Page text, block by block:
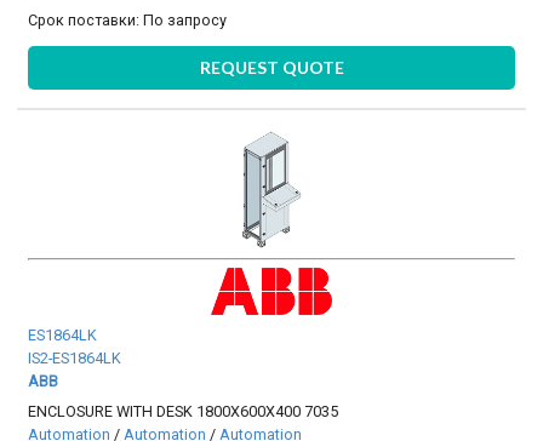
Срок поставки:По запросу
REQUEST QUOTE
ES1864LK
IS2-ES1864LK
ABB
ENCLOSURE WITH DESK 1800X600X400 7035
Automation / Automation / Automation